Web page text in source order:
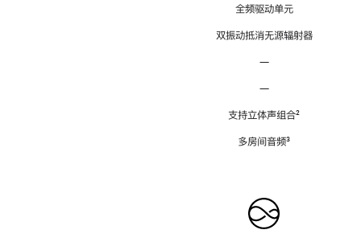
全频驱动单元
双振动抵消无源辐射器
—
—
支持立体声组合脚
²
多房间音频脚
³